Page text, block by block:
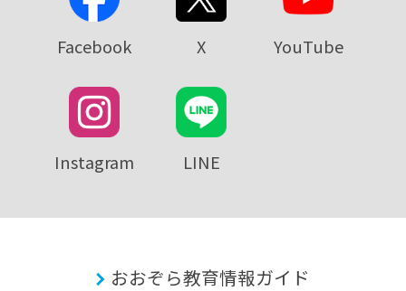
Facebook X YouTube
Instagram LINE
おおぞら教育情報ガイド